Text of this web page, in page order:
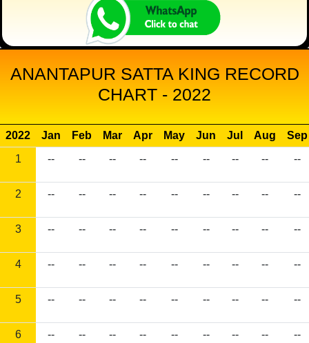
ANANTAPUR SATTA KING RECORD
CHART - 2022
2022 Jan Feb Mar Apr May Jun Jul Aug
Sep
1
-- -- -- -- -- -- -- -- --
2 -- -- -- -- -- -- -- -- --
3 -- -- -- -- -- -- -- -- --
4 -- -- -- -- -- -- -- -- --
5 -- -- -- -- -- -- -- -- --
6 -- -- -- -- -- -- -- -- --